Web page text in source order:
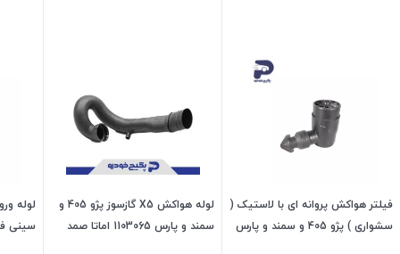
فیلتر هواکش پروانه ای با لاستیک (
سشواری ) پژو 405 و سمند و پارس
لوله هواکش X5 گازسوز پژو 405 و
سمند و پارس 1103065 اماتا صمد
لوله